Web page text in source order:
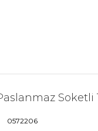
Soketli
0572206